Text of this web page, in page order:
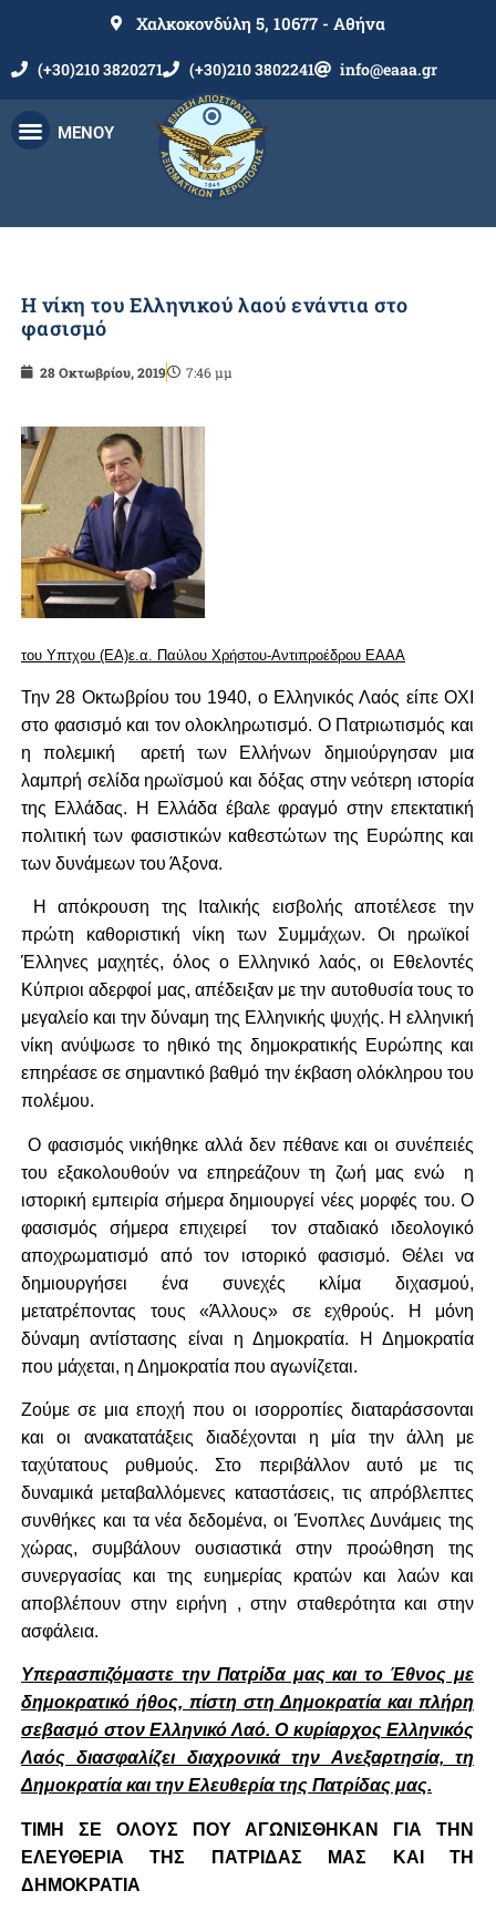
Χαλκοκονδύλη 5, 10677 - Αθήνα
(+30)210 3820271 (+30)210 3802241 info@eaaa.gr
ΜΕΝΟΥ
Η νίκη του Ελληνικού λαού ενάντια στο
φασισμό
28 Οκτωβρίου, 2019 7:46 μμ
του Υπτχου (ΕΑ)ε.α. Παύλου Χρήστου-Αντιπροέδρου ΕΑΑΑ
Την 28 Οκτωβρίου του 1940, ο Ελληνικός Λαός είπε ΟΧΙ
στο φασισμό και τον ολοκληρωτισμό. Ο Πατριωτισμός και
η πολεμική αρετή των Ελλήνων δημιούργησαν μια
λαμπρή σελίδα ηρωϊσμού και δόξας στην νεότερη ιστορία
της Ελλάδας. Η Ελλάδα έβαλε φραγμό στην επεκτατική
πολιτική των φασιστικών καθεστώτων της Ευρώπης και
των δυνάμεων του Άξονα.
Η απόκρουση της Ιταλικής εισβολής αποτέλεσε την
πρώτη καθοριστική νίκη των Συμμάχων. Οι ηρωϊκοί
Έλληνες μαχητές, όλος ο Ελληνικό λαός, οι Εθελοντές
Κύπριοι αδερφοί μας, απέδειξαν με την αυτοθυσία τους το
μεγαλείο και την δύναμη της Ελληνικής ψυχής. Η ελληνική
νίκη ανύψωσε το ηθικό της δημοκρατικής Ευρώπης και
επηρέασε σε σημαντικό βαθμό την έκβαση ολόκληρου του
πολέμου.
Ο φασισμός νικήθηκε αλλά δεν πέθανε και οι συνέπειές
του εξακολουθούν να επηρεάζουν τη ζωή μας ενώ η
ιστορική εμπειρία σήμερα δημιουργεί νέες μορφές του. Ο
φασισμός σήμερα επιχειρεί τον σταδιακό ιδεολογικό
αποχρωματισμό από τον ιστορικό φασισμό. Θέλει να
δημιουργήσει ένα συνεχές κλίμα διχασμού,
μετατρέποντας τους «Άλλους» σε εχθρούς. Η μόνη
δύναμη αντίστασης είναι η Δημοκρατία. Η Δημοκρατία
που μάχεται, η Δημοκρατία που αγωνίζεται.
Ζούμε σε μια εποχή που οι ισορροπίες διαταράσσονται
και οι ανακατατάξεις διαδέχονται η μία την άλλη με
ταχύτατους ρυθμούς. Στο περιβάλλον αυτό με τις
δυναμικά μεταβαλλόμενες καταστάσεις, τις απρόβλεπτες
συνθήκες και τα νέα δεδομένα, οι Ένοπλες Δυνάμεις της
χώρας, συμβάλουν ουσιαστικά στην προώθηση της
συνεργασίας και της ευημερίας κρατών και λαών και
αποβλέπουν στην ειρήνη , στην σταθερότητα και στην
ασφάλεια.
Υπερασπιζόμαστε την Πατρίδα μας και το Έθνος με
δημοκρατικό ήθος, πίστη στη Δημοκρατία και πλήρη
σεβασμό στον Ελληνικό Λαό. Ο κυρίαρχος Ελληνικός
Λαός διασφαλίζει διαχρονικά την Ανεξαρτησία, τη
Δημοκρατία και την Ελευθερία της Πατρίδας μας.
ΤΙΜΗ ΣΕ ΟΛΟΥΣ ΠΟΥ ΑΓΩΝΙΣΘΗΚΑΝ ΓΙΑ ΤΗΝ
ΕΛΕΥΘΕΡΙΑ ΤΗΣ ΠΑΤΡΙΔΑΣ ΜΑΣ ΚΑΙ ΤΗ
ΔΗΜΟΚΡΑΤΙΑ